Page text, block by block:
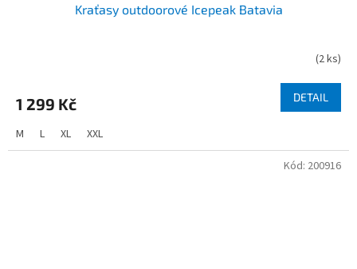
Kraťasy outdoorové Icepeak Batavia
(2 ks)
1 299 Kč DETAIL
M L XL XXL
Kód: 200916